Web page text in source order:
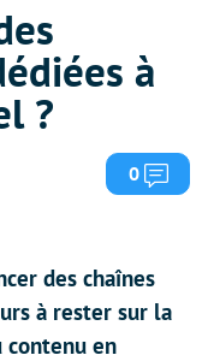
à
?
0
des chaînes
à rester sur la
en